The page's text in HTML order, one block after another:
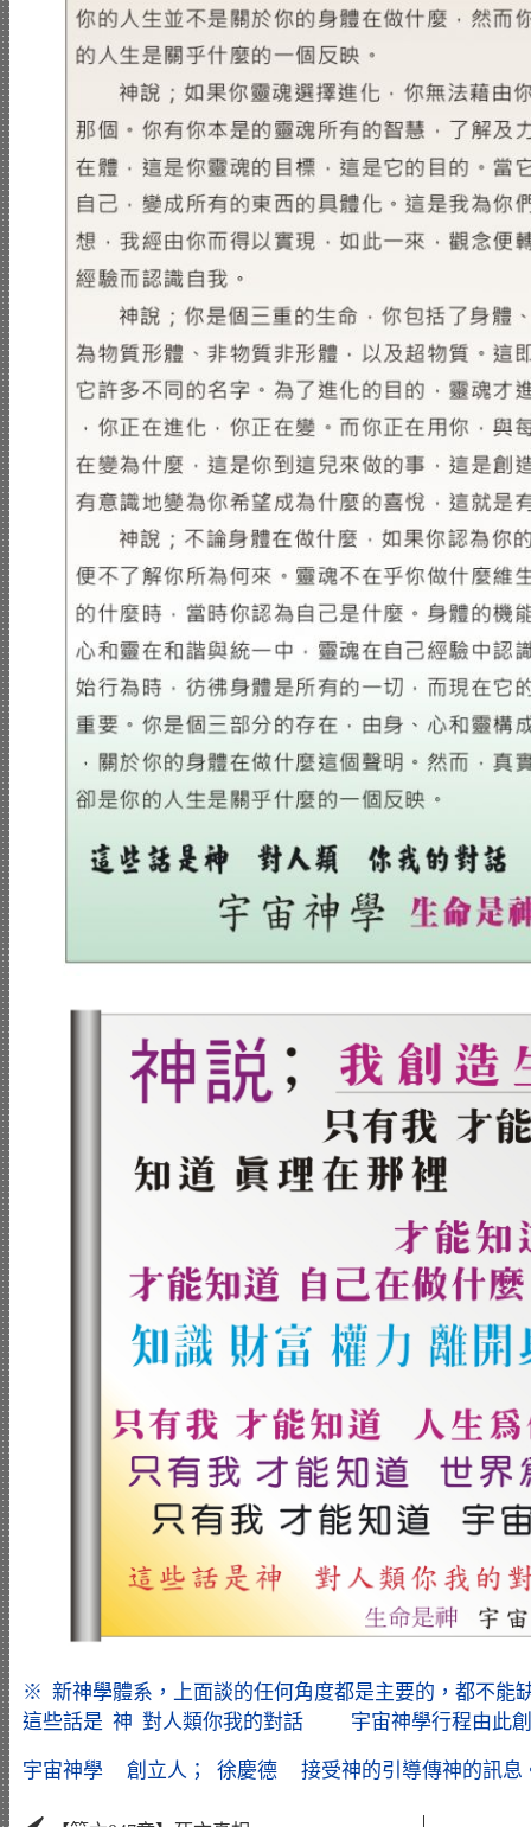
※ 新神學體系，上面談的任何角度都是主要的，都不能
這些話是 神 對人類你我的對話 宇宙神學行程由此創
宇宙神學 創立人； 徐慶德 接受神的引導傳神的訊息